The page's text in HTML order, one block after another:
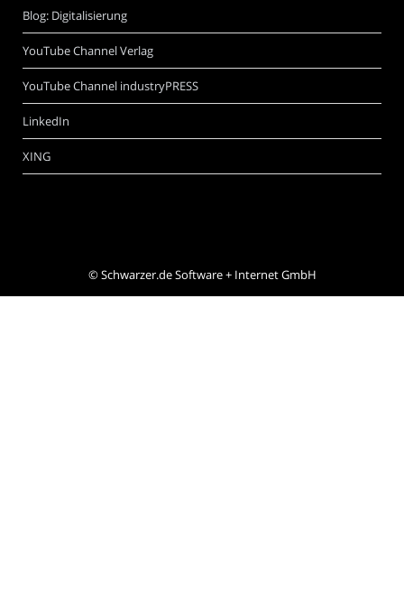
Blog: Digitalisierung
YouTube Channel Verlag
YouTube Channel industryPRESS
LinkedIn
XING
©Schwarzer.de Software + Internet GmbH